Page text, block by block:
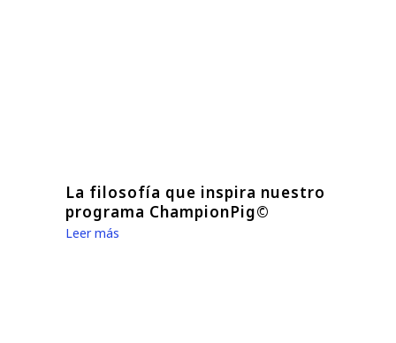
La filosofía que inspira nuestro
programa ChampionPig©
Leer más